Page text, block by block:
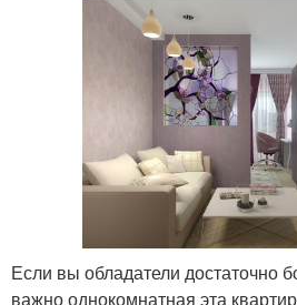
Если вы обладатели достаточно
важно однокомнатная эта